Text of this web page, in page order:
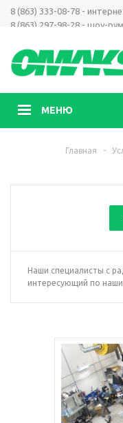
8 (863) 333-08-78 -
8 (863) 297-98-28 - шоу-
МЕНЮ
Главная -
Наши специалисты с
интересующий по